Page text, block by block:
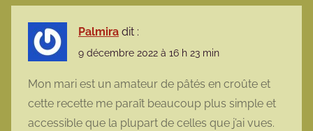
Palmira dit :
9 décembre 2022 à 16 h 23 min
Mon mari est un amateur de pâtés en croûte et
cette recette me paraît beaucoup plus simple et
accessible que la plupart de celles que j’ai vues.